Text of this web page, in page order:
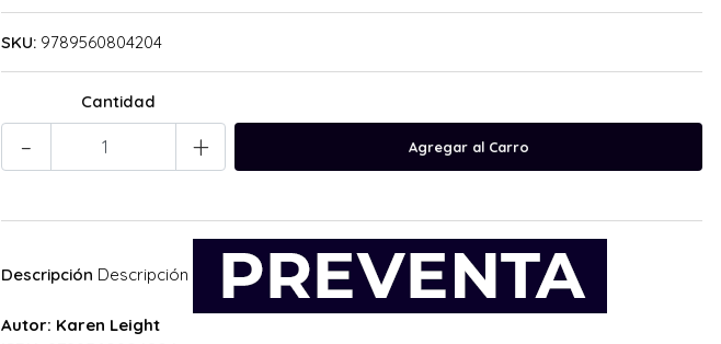
SKU: 9789560804204
Cantidad
- +
Descripción Descripción
Autor: Karen Leight